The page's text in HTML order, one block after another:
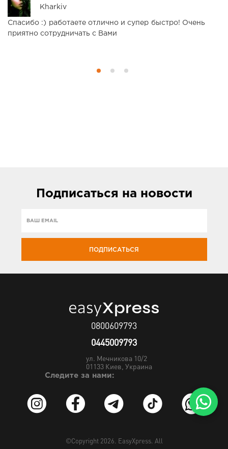
Kharkiv
Спасибо :) работаете отлично и супер быстро! Очень
приятно сотрудничать с Вами
Подписаться на новости
ПОДПИСАТЬСЯ
0800609793
0445009793
ул. Мечникова 10/2
01133 Киев, Украина
Следите за нами:
©Copyright 2026. EasyXpress. All